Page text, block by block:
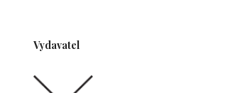
Vydavatel